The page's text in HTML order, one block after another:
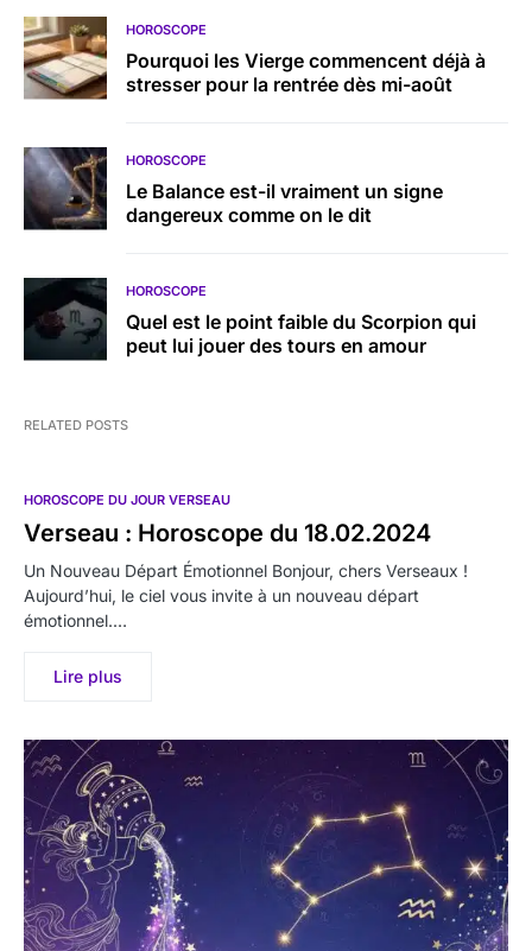
HOROSCOPE
Pourquoi les Vierge commencent déjà à
stresser pour la rentrée dès mi-août
HOROSCOPE
Le Balance est-il vraiment un signe
dangereux comme on le dit
HOROSCOPE
Quel est le point faible du Scorpion qui
peut lui jouer des tours en amour
RELATED POSTS
HOROSCOPE DU JOUR VERSEAU
Verseau : Horoscope du 18.02.2024
Un Nouveau Départ Émotionnel Bonjour, chers Verseaux !
Aujourd’hui, le ciel vous invite à un nouveau départ
émotionnel.…
Lire plus